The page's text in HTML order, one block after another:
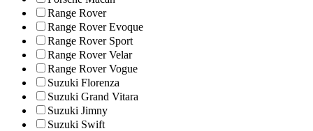
Range Rover
Range Rover Evoque
Range Rover Sport
Range Rover Velar
Range Rover Vogue
Suzuki Florenza
Suzuki Grand Vitara
Suzuki Jimny
Suzuki Swift